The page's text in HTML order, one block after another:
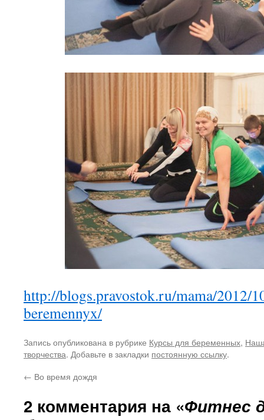
http://blogs.pravostok.ru/mama/2012/
beremennyx/
Запись опубликована в рубрике Курсы для беременных,
творчества. Добавьте в закладки постоянную ссылку.
← Во время дождя
2 комментария на «Фитнес